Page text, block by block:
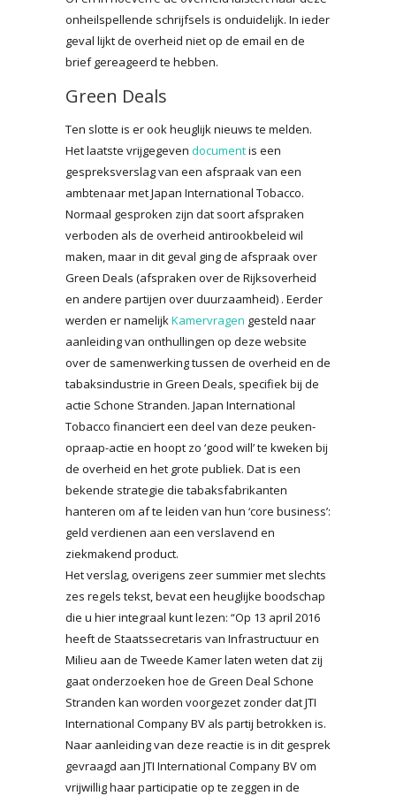
onheilspellende schrijfsels is onduidelijk. In ieder
geval lijkt de overheid niet op de email en de
brief gereageerd te hebben.
Green Deals
Ten slotte is er ook heuglijk nieuws te melden.
Het laatste vrijgegeven documentis een
gespreksverslag van een afspraak van een
ambtenaar met Japan International Tobacco.
Normaal gesproken zijn dat soort afspraken
verboden als de overheid antirookbeleid wil
maken, maar in dit geval ging de afspraak over
Green Deals (afspraken over de Rijksoverheid
en andere partijen over duurzaamheid) . Eerder
werden er namelijkKamervragen gesteld naar
aanleiding van onthullingen op deze website
over de samenwerking tussen de overheid en de
tabaksindustrie in Green Deals, specifiek bij de
actie Schone Stranden. Japan International
Tobacco financiert een deel van deze peuken-
opraap-actie en hoopt zo ‘good will’ te kweken bij
de overheid en het grote publiek. Dat is een
bekende strategie die tabaksfabrikanten
hanteren om af te leiden van hun ‘core business’:
geld verdienen aan een verslavend en
ziekmakend product.
Het verslag, overigens zeer summier met slechts
zes regels tekst, bevat een heuglijke boodschap
die u hier integraal kunt lezen: “Op 13 april 2016
heeft de Staatssecretaris van Infrastructuur en
Milieu aan de Tweede Kamer laten weten dat zij
gaat onderzoeken hoe de Green Deal Schone
Stranden kan worden voorgezet zonder dat JTI
International Company BV als partij betrokken is.
Naar aanleiding van deze reactie is in dit gesprek
gevraagd aan JTI International Company BV om
vrijwillig haar participatie op te zeggen in de